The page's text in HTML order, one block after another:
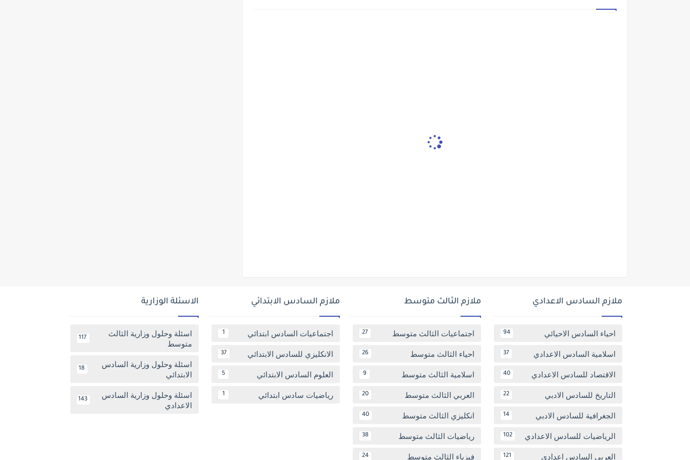
ملازم السادس الاعدادي
احياء السادس الاحيائي 94
اسلامية السادس الاعدادي 37
الاقتصاد للسادس الاعدادي 40
التاريخ للسادس الادبي 22
الجغرافية للسادس الادبي 14
الرياضيات للسادس الاعدادي 102
العربي السادس اعدادي 121
ملازم الثالث متوسط
اجتماعيات الثالث متوسط 27
احياء الثالث متوسط 26
اسلامية الثالث متوسط 9
العربي الثالث متوسط 20
انكليزي الثالث متوسط 40
رياضيات الثالث متوسط 38
فيزياء الثالث متوسط 24
ملازم السادس الابتدائي
اجتماعيات السادس ابتدائي 1
الانكليزي للسادس الابتدائي 37
العلوم السادس الابتدائي 5
رياضيات سادس ابتدائي 1
الاسئلة الوزارية
اسئلة وحلول وزارية الثالث
متوسط
117
اسئلة وحلول وزارية السادس
الابتدائي
18
اسئلة وحلول وزارية السادس
الاعدادي
143